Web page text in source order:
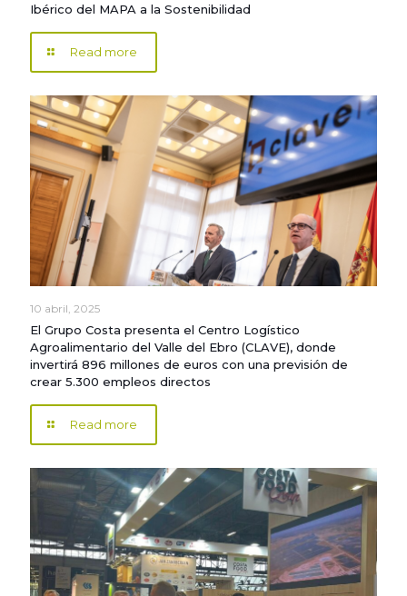
Ibérico del MAPA a la Sostenibilidad
Read more
10 abril, 2025
El Grupo Costa presenta el Centro Logístico
Agroalimentario del Valle del Ebro (CLAVE), donde
invertirá 896 millones de euros con una previsión de
crear 5.300 empleos directos
Read more